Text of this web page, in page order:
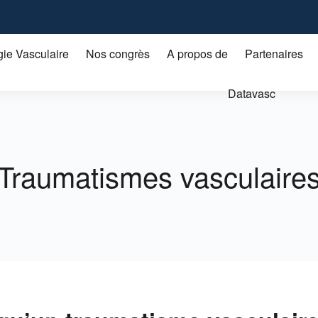
Vasculaire Nos congrès A propos de Partenaires
Datavasc